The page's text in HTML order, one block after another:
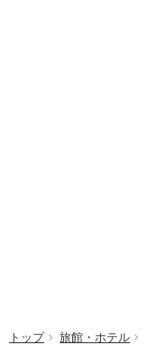
トップ 旅館・ホテル